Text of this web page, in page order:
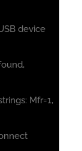
device
Mfr=1,